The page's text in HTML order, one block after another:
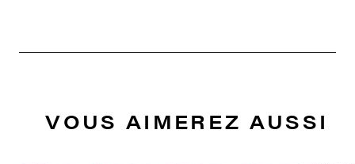
VOUS AIMEREZ AUSSI